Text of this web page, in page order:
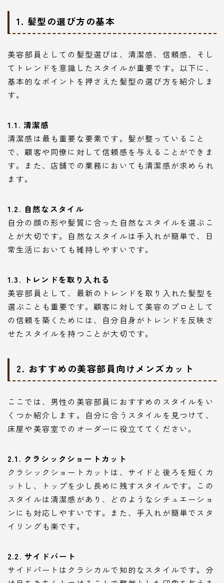
1. 髪型の選び方の基本
美容部員としての髪型選びは、清潔感、信頼感、そし
てトレンドを意識したスタイルが重要です。以下に、
基本的なポイントを押さえた髪型の選び方を紹介しま
す。
1.1. 清潔感
清潔感は最も重要な要素です。髪が整っていること
で、顧客や同僚に対して信頼感を与えることができま
す。また、店舗での業務においても清潔感が求められ
ます。
1.2. 自然なスタイル
自分の顔の形や髪質に合った自然なスタイルを選ぶこ
とが大切です。自然なスタイルは手入れが簡単で、日
常生活においても維持しやすいです。
1.3. トレンドを取り入れる
美容部員として、最新のトレンドを取り入れた髪型を
選ぶことも重要です。顧客に対して美容のプロとして
の信頼を築くためには、自分自身がトレンドを反映さ
せたスタイルを持つことが大切です。
2. おすすめの美容部員向けメンズカット
ここでは、男性の美容部員におすすめのスタイルをい
くつか紹介します。自分に合うスタイルを見つけて、
床屋や美容室でのオーダーに役立ててください。
2.1. クラシックショートカット
クラシックショートカットは、サイドと後ろを短くカ
ットし、トップを少し長めに残すスタイルです。この
スタイルは清潔感があり、どのようなシチュエーショ
ンにも対応しやすいです。また、手入れが簡単でスタ
イリングも楽です。
2.2. サイドパート
サイドパートはクラシカルで知的なスタイルです。分